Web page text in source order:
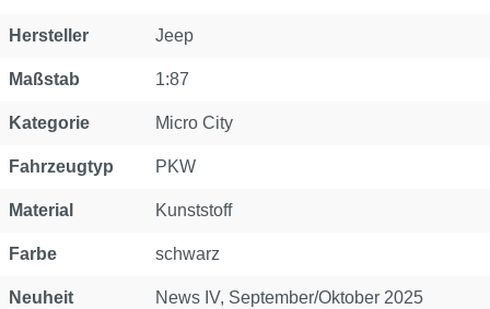
Eigenschaft Wert
Hersteller Jeep
Maßstab 1:87
Kategorie Micro City
Fahrzeugtyp PKW
Material Kunststoff
Farbe schwarz
Neuheit News IV, September/Oktober 2025